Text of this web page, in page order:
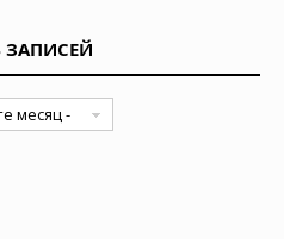
ЗАПИСЕЙ